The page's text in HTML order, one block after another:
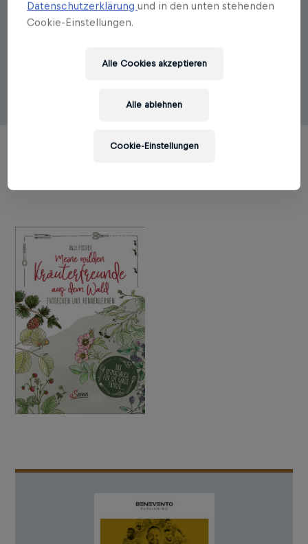
und Storytellerin arbeitet. Auf ihrem Natur-Blog
»Gänseblümchen und Sonnenschein« schreibt sie
Leser auf Kräuterentdeckungsreise mit. Außerdem
Datenschutzerklärungund in den unten stehenden
Cookie-Einstellungen.
Alle ablehnen
Alle Cookies akzeptieren
Cookie-Einstellungen